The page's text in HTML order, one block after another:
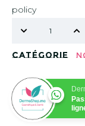
policy
Catégorie